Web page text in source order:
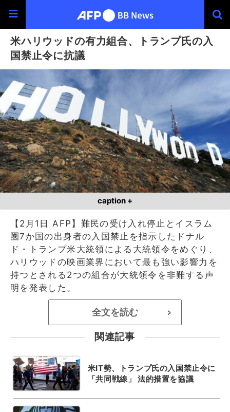
米ハリウッドの有力組合、トランプ氏の入
国禁止令に抗議
caption +
【2月1日 AFP】難民の受け入れ停止とイスラム
圏7か国の出身者の入国禁止を指示したドナル
ド・トランプ米大統領による大統領令をめぐり、
ハリウッドの映画業界において最も強い影響力を
持つとされる2つの組合が大統領令を非難する声
明を発表した。
全文を読む >
関連記事
米IT勢、トランプ氏の入国禁止令に
「共同戦線」 法的措置を協議